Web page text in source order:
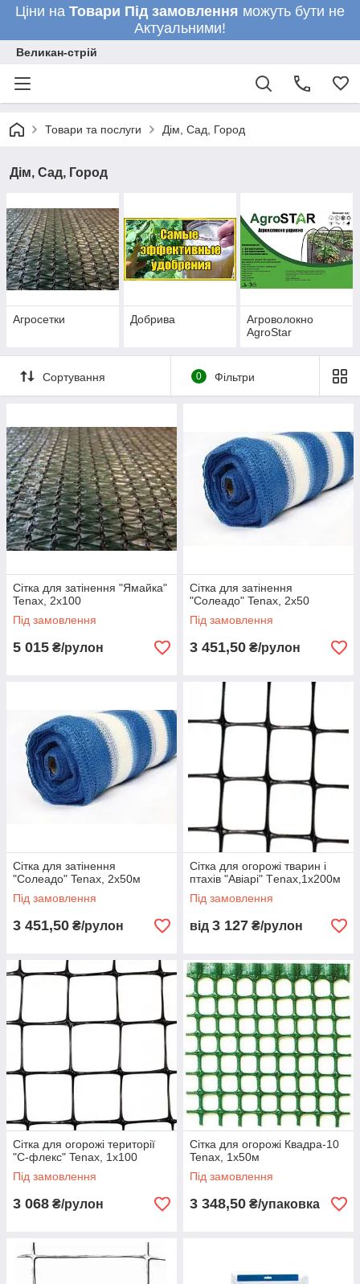
Ціни на Товари Під замовлення можуть бути не
Актуальними!
Великан-стрій
Товари та послуги Дім, Сад, Город
Дім, Сад, Город
Агросетки Добрива
Агроволокно
AgroStar
Сортування 0 Фільтри
Сітка для затінення "Ямайка"
Tenax, 2х100
Під замовлення
5 015 ₴/рулон
Сітка для затінення
"Солеадо" Tenax, 2х50
Під замовлення
3 451,50 ₴/рулон
Сітка для затінення
"Солеадо" Tenax, 2х50м
Під замовлення
3 451,50 ₴/рулон
Сітка для огорожі тварин і
птахів "Авіарі" Тenax,1х200м
Під замовлення
від 3 127 ₴/рулон
Сітка для огорожі території
"С-флекс" Tenax, 1х100
Під замовлення
3 068 ₴/рулон
Сітка для огорожі Квадра-10
Tenax, 1х50м
Під замовлення
3 348,50 ₴/упаковка